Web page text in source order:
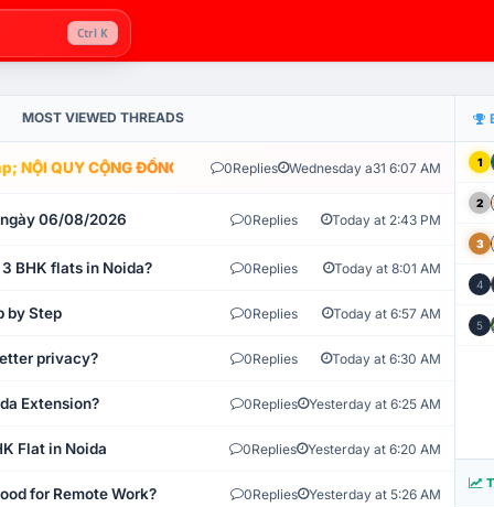
Ctrl K
MOST VIEWED THREADS
NỘI QUY CỘNG ĐỒNG VLIKE.VN: HỆ THỐNG GIÁM SÁT TỰ
0Replies Wednesday a31 6:07 AM
ngày 06/08/2026 0Replies Today at 2:43 PM
BHK flats in Noida? 0Replies Today at 8:01 AM
by Step 0Replies Today at 6:57 AM
privacy? 0Replies Today at 6:30 AM
Extension? 0Replies Yesterday at 6:25 AM
Flat in Noida 0Replies Yesterday at 6:20 AM
for Remote Work? 0Replies Yesterday at 5:26 AM
1
2
3
4
5